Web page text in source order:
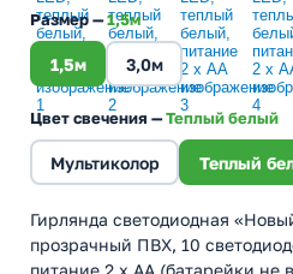
Размер —1,5м
1,5м 3,0м
Цвет свечения —Теплый белый
Мультиколор Теплый
Гирлянда светодиодная
прозрачный ПВХ, 10